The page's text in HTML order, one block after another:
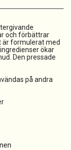
och förbättrar
är formulerat med
ökar
Den pressade
på andra